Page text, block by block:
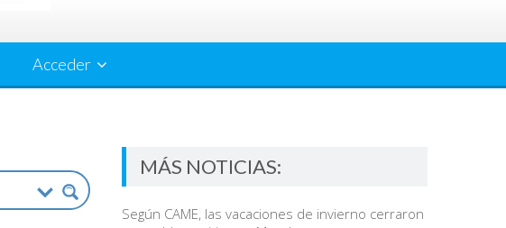
Acceder
MÁS NOTICIAS:
Según CAME, las vacaciones de invierno cerraron